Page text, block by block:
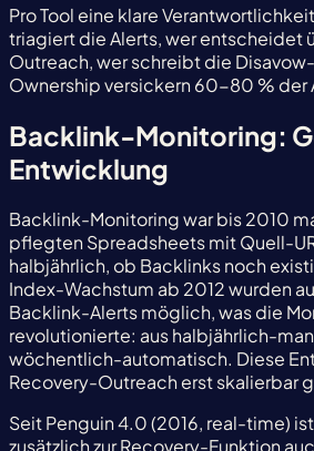
Pro Tool eine klare
triagiert die Alerts, wer entscheidet
Outreach, wer schreibt die
Ownership versickern 60-80 % der
Backlink-Monitoring:
Entwicklung
Backlink-Monitoring war bis 2010
pflegten Spreadsheets mit Quell-
halbjährlich, ob Backlinks noch
Index-Wachstum ab 2012 wurden
Backlink-Alerts möglich, was die
revolutionierte: aus halbjährlich-
wöchentlich-automatisch. Diese
Recovery-Outreach erst skalierbar
Seit Penguin 4.0 (2016, real-time)
zusätzlich zur Recovery-Funktion